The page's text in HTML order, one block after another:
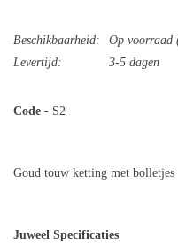
Beschikbaarheid: Op voorraad
Levertijd:
3-5 dagen
Code - S2
Goud touw ketting met bolletjes
Juweel Specificaties